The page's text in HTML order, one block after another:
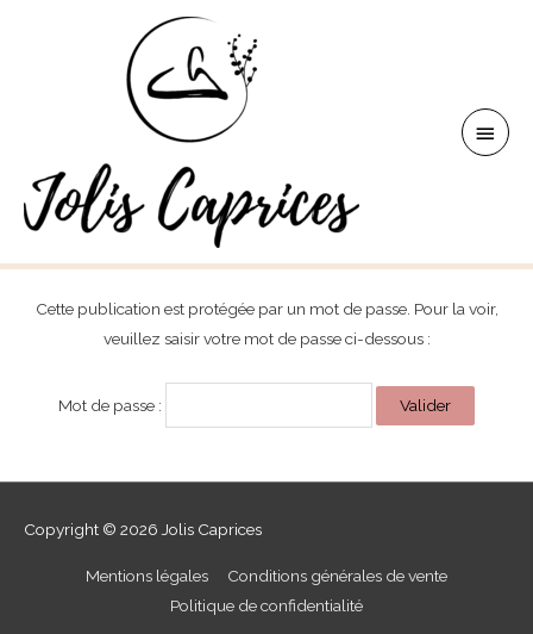
Menu
Cette publication est protégée par un mot de passe. Pour la voir,
veuillez saisir votre mot de passe ci-dessous :
Mot de passe :
Copyright © 2026 Jolis Caprices
Mentions légales
Conditions générales de vente
Politique de confidentialité